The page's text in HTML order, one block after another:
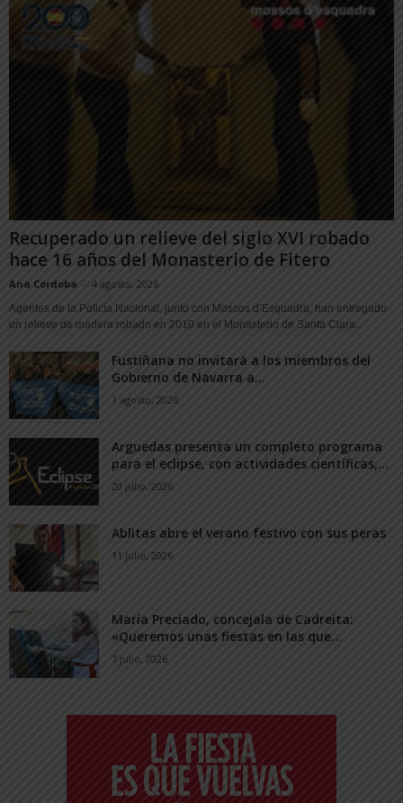
Recuperado un relieve del siglo XVI robado
hace 16 años del Monasterio de Fitero
Ana Córdoba - 4 agosto, 2026
Agentes de la Policía Nacional, junto con Mossos d’Esquadra, han entregado
un relieve de madera robado en 2010 en el Monasterio de Santa Clara...
Fustiñana no invitará a los miembros del
Gobierno de Navarra a...
1 agosto, 2026
Arguedas presenta un completo programa
para el eclipse, con actividades científicas,...
20 julio, 2026
Ablitas abre el verano festivo con sus peras
11 julio, 2026
María Preciado, concejala de Cadreita:
«Queremos unas fiestas en las que...
7 julio, 2026